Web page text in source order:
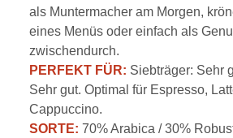
als Muntermacher am Morgen,
eines Menüs oder einfach als
zwischendurch.
PERFEKT FÜR: Siebträger: Sehr
Sehr gut. Optimal für Espresso,
Cappuccino.
SORTE: 70% Arabica / 30%